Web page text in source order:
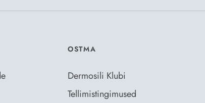
OSTMA
Dermosili Klubi
Tellimistingimused